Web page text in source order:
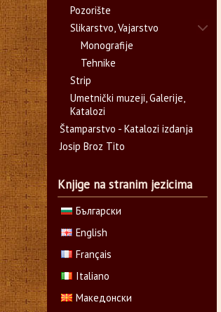
Pozorište
Slikarstvo, Vajarstvo
Monografije
Tehnike
Strip
Umetnički muzeji, Galerije,
Katalozi
Štamparstvo - Katalozi izdanja
Josip Broz Tito
Knjige na stranim jezicima
Български
English
Français
Italiano
Македонски